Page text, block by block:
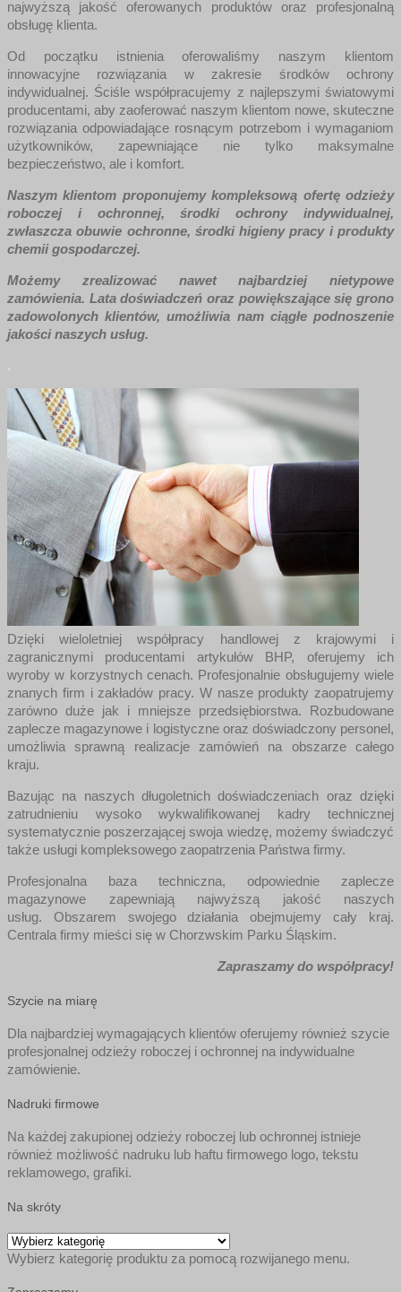
najwyższą jakość oferowanych produktów oraz profesjonalną
obsługę klienta.
Od początku istnienia oferowaliśmy naszym klientom
innowacyjne rozwiązania w zakresie środków ochrony
indywidualnej. Ściśle współpracujemy z najlepszymi światowymi
producentami, aby zaoferować naszym klientom nowe, skuteczne
rozwiązania odpowiadające rosnącym potrzebom i wymaganiom
użytkowników, zapewniające nie tylko maksymalne
bezpieczeństwo, ale i komfort.
Naszym klientom proponujemy kompleksową ofertę odzieży
roboczej i ochronnej, środki ochrony indywidualnej,
zwłaszcza obuwie ochronne, środki higieny pracy i produkty
chemii gospodarczej.
Możemy zrealizować nawet najbardziej nietypowe
zamówienia. Lata doświadczeń oraz powiększające się grono
zadowolonych klientów, umożliwia nam ciągłe podnoszenie
jakości naszych usług.
.
Dzięki wieloletniej współpracy handlowej z krajowymi i
zagranicznymi producentami artykułów BHP, oferujemy ich
wyroby w korzystnych cenach. Profesjonalnie obsługujemy wiele
znanych firm i zakładów pracy. W nasze produkty zaopatrujemy
zarówno duże jak i mniejsze przedsiębiorstwa. Rozbudowane
zaplecze magazynowe i logistyczne oraz doświadczony personel,
umożliwia sprawną realizacje zamówień na obszarze całego
kraju.
Bazując na naszych długoletnich doświadczeniach oraz dzięki
zatrudnieniu wysoko wykwalifikowanej kadry technicznej
systematycznie poszerzającej swoja wiedzę, możemy świadczyć
także usługi kompleksowego zaopatrzenia Państwa firmy.
Profesjonalna baza techniczna, odpowiednie zaplecze
magazynowe zapewniają najwyższą jakość naszych
usług. Obszarem swojego działania obejmujemy cały kraj.
Centrala firmy mieści się w Chorzwskim Parku Śląskim.
Zapraszamy do współpracy!
Szycie na miarę
Dla najbardziej wymagających klientów oferujemy również szycie
profesjonalnej odzieży roboczej i ochronnej na indywidualne
zamówienie.
Nadruki firmowe
Na każdej zakupionej odzieży roboczej lub ochronnej istnieje
również możliwość nadruku lub haftu firmowego logo, tekstu
reklamowego, grafiki.
Na skróty
Wybierz kategorię produktu za pomocą rozwijanego menu.